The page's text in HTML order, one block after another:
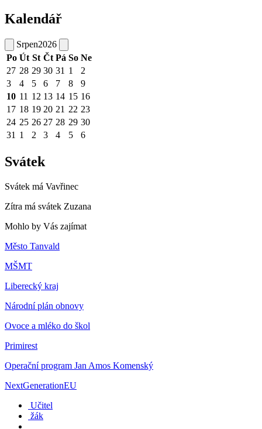
Kalendář
Srpen2026
Po Út St Čt Pá So Ne
27 28 29 30 31 1
2
3
4 5 6 7 8
9
10 11 12 13 14 15 16
17 18 19 20 21 22 23
24 25 26 27 28 29 30
31 1 2 3 4 5 6
Svátek
Svátek má Vavřinec
Zítra má svátek Zuzana
Mohlo by Vás zajímat
Město Tanvald
MŠMT
Liberecký kraj
Národní plán obnovy
Ovoce a mléko do škol
Primirest
Operační program Jan Amos Komenský
NextGenerationEU
Učitel
žák